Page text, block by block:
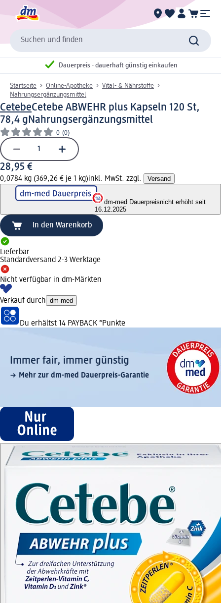
Suchen und finden
Dauerpreis - dauerhaft günstig einkaufen
Startseite Online-Apotheke
Vital- & Nährstoffe
Nahrungsergänzungsmittel
CetebeCetebe ABWEHR plus Kapseln 120 St,
78,4 gNahrungsergänzungsmittel
0 (0)
28,95 €
0,0784 kg (369,26 € je 1 kg)inkl. MwSt. zzgl. Versand
dm-med Dauerpreisnicht erhöht seit
16.12.2025
In den Warenkorb
Lieferbar
Standardversand 2-3 Werktage
Nicht verfügbar in dm-Märkten
Verkauf durch dm-med
Du erhältst 14 PAYBACK °Punkte
Immer fair,­ immer günstig
Mehr zur dm-med Dauerpreis-Garantie